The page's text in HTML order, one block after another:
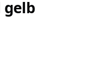
gelb